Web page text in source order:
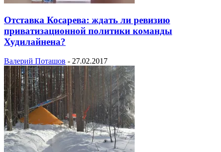
Отставка Косарева: ждать ли ревизию
приватизационной политики команды
Худилайнена?
Валерий Поташов - 27.02.2017